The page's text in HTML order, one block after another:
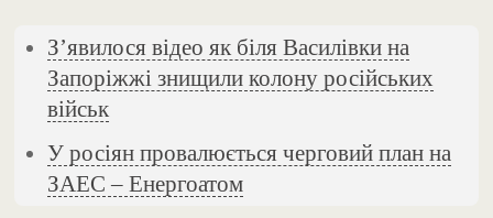
З’явилося відео як біля Василівки на
Запоріжжі знищили колону російських
військ
У росіян провалюється черговий план на
ЗАЕС – Енергоатом